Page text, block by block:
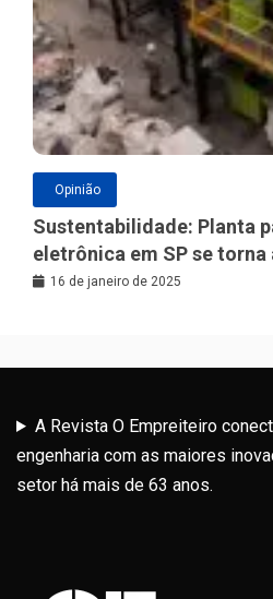
Opinião
Sustentabilidade: Planta
eletrônica em SP se
Latina
16 de janeiro de 2025
A Revista O Empreiteiro
engenharia com as maiores
setor há mais de 63 anos.